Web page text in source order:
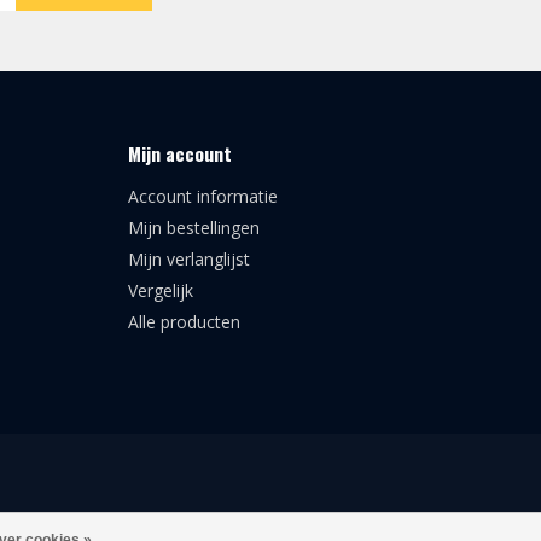
Mijn account
Account informatie
Mijn bestellingen
Mijn verlanglijst
Vergelijk
Alle producten